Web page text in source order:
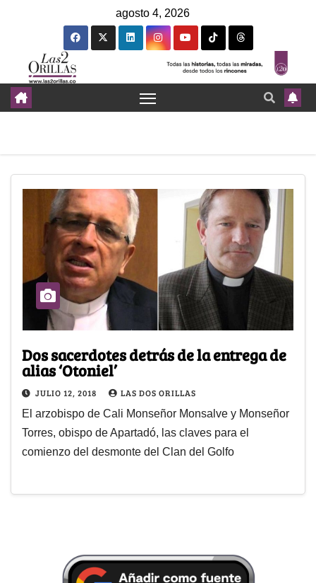
agosto 4, 2026
Dos sacerdotes detrás de la entrega de
alias ‘Otoniel’
JULIO 12, 2018 LAS DOS ORILLAS
El arzobispo de Cali Monseñor Monsalve y Monseñor
Torres, obispo de Apartadó, las claves para el
comienzo del desmonte del Clan del Golfo